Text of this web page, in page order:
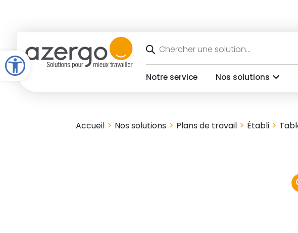
Open toolbar de
produits
Notre service Nos solutions
Accueil > Nos solutions > Plans de travail > Établi >